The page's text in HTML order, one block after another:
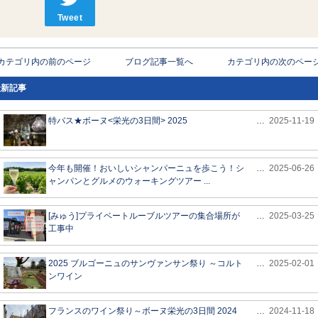
Tweet
テゴリ内の前のページ ブログ記事一覧へ カテゴリ内の次のペー
記事
特バス★ボーヌ<栄光の3日間> 2025 … 2025-11-19
今年も開催！おいしいシャンパーニュを歩こう！シ
ャンパンとグルメのウォーキングツアー ...
… 2025-06-26
[みゅう]プライベートルーブルツアーの集合場所が
工事中
… 2025-03-25
2025 ブルゴーニュのサンヴァンサン祭り ～コルト
ンワイン
… 2025-02-01
フランスのワイン祭り～ボーヌ栄光の3日間 2024 … 2024-11-18